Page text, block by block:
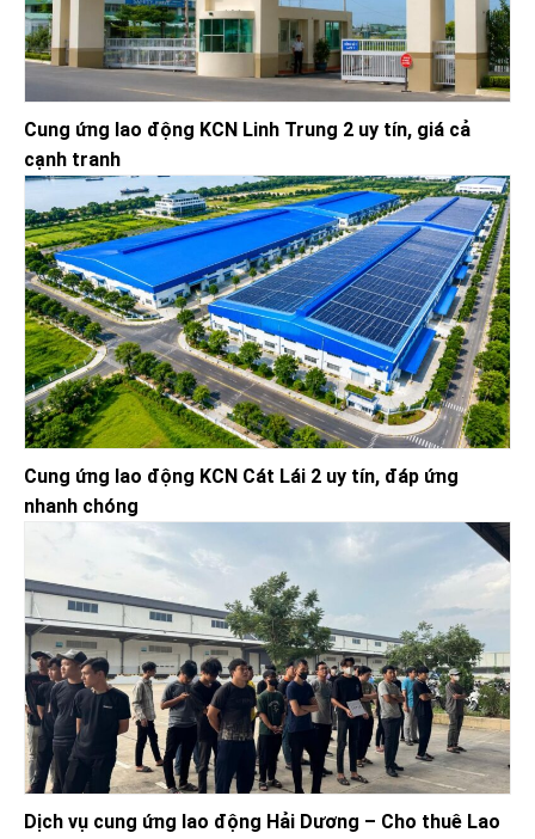
Cung ứng lao động KCN Linh Trung 2 uy tín, giá cả
cạnh tranh
Cung ứng lao động KCN Cát Lái 2 uy tín, đáp ứng
nhanh chóng
Dịch vụ cung ứng lao động Hải Dương – Cho thuê Lao